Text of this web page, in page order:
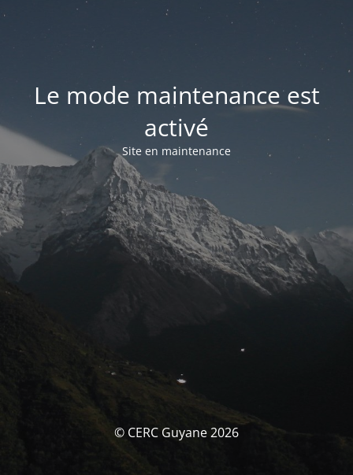
Le mode maintenance est
activé
Site en maintenance
© CERC Guyane 2026